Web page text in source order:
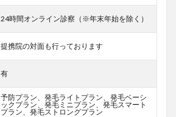
24時間オンライン診察（※年末年始を除く）
提携院の対面も行っております
有
予防プラン、発毛ライトプラン、発毛ベーシ
ックプラン、発毛ミニプラン、発毛スマート
プラン、発毛ストロングプラン